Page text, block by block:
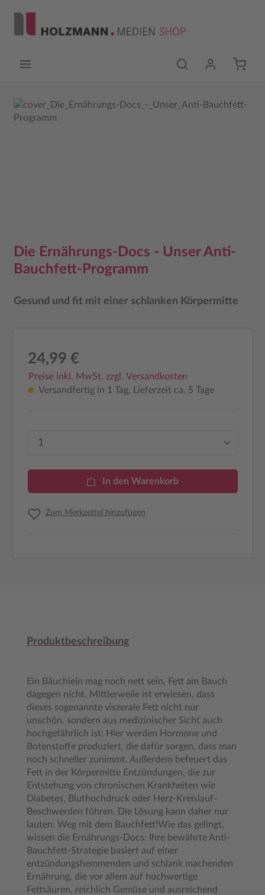
Bildergalerie überspringen
Die Ernährungs-Docs - Unser Anti-
Bauchfett-Programm
Gesund und fit mit einer schlanken Körpermitte
24,99 €
Preise inkl. MwSt. zzgl. Versandkosten
Versandfertig in 1 Tag, Lieferzeit ca. 5 Tage
Produkt Anzahl: Gib den gewünschten
In den Warenkorb
Zum Merkzettel hinzufügen
Produktbeschreibung
Ein Bäuchlein mag noch nett sein, Fett am Bauch
dagegen nicht. Mittlerweile ist erwiesen, dass
dieses sogenannte viszerale Fett nicht nur
unschön, sondern aus medizinischer Sicht auch
hochgefährlich ist: Hier werden Hormone und
Botenstoffe produziert, die dafür sorgen, dass man
noch schneller zunimmt. Außerdem befeuert das
Fett in der Körpermitte Entzündungen, die zur
Entstehung von chronischen Krankheiten wie
Diabetes, Bluthochdruck oder Herz-Kreislauf-
Beschwerden führen. Die Lösung kann daher nur
lauten: Weg mit dem Bauchfett!Wie das gelingt,
wissen die Ernährungs-Docs: Ihre bewährte Anti-
Bauchfett-Strategie basiert auf einer
entzündungshemmenden und schlank machenden
Ernährung, die vor allem auf hochwertige
Fettsäuren, reichlich Gemüse und ausreichend